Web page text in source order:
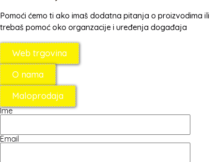
Pomoći ćemo ti ako imaš dodatna pitanja o proizvodima ili
trebaš pomoć oko organzacije i uređenja događaja
Web trgovina
O nama
Maloprodaja
Ime
Email